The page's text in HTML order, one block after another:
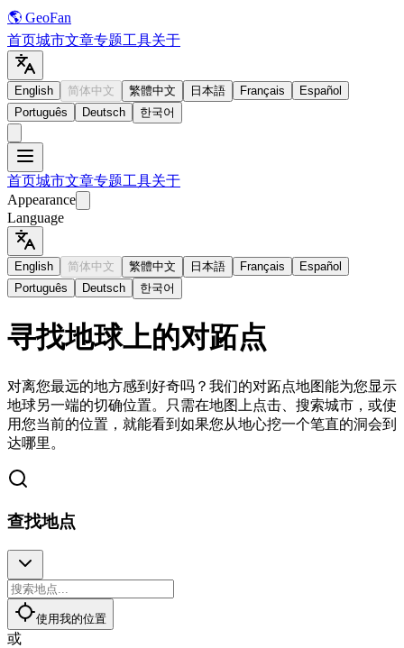
🌎 GeoFan
首页城市文章专题工具关于
English 简体中文 繁體中文 日本語 Français
Español
Português
Deutsch 한국어
首页城市文章专题工具关于
Appearance
Language
English 简体中文 繁體中文 日本語 Français
Español
Português
Deutsch 한국어
寻找地球上的对跖点
对离您最远的地方感到好奇吗？我们的对跖点地图能为您显示
地球另一端的切确位置。只需在地图上点击、搜索城市，或使
用您当前的位置，就能看到如果您从地心挖一个笔直的洞会到
达哪里。
查找地点
使用我的位置
或